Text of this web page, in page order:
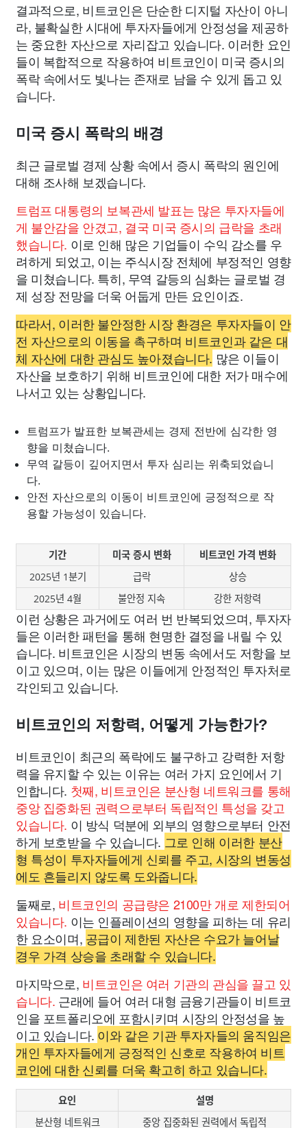
결과적으로, 비트코인은 단순한 디지털 자산이 아니
라, 불확실한 시대에 투자자들에게 안정성을 제공하
는 중요한 자산으로 자리잡고 있습니다. 이러한 요인
들이 복합적으로 작용하여 비트코인이 미국 증시의
폭락 속에서도 빛나는 존재로 남을 수 있게 돕고 있
습니다.
미국 증시 폭락의 배경
최근 글로벌 경제 상황 속에서 증시 폭락의 원인에
대해 조사해 보겠습니다.
트럼프 대통령의 보복관세 발표는 많은 투자자들에
게 불안감을 안겼고, 결국 미국 증시의 급락을 초래
했습니다. 이로 인해 많은 기업들이 수익 감소를 우
려하게 되었고, 이는 주식시장 전체에 부정적인 영향
을 미쳤습니다. 특히, 무역 갈등의 심화는 글로벌 경
제 성장 전망을 더욱 어둡게 만든 요인이죠.
따라서, 이러한 불안정한 시장 환경은 투자자들이 안
전 자산으로의 이동을 촉구하며 비트코인과 같은 대
체 자산에 대한 관심도 높아졌습니다. 많은 이들이
자산을 보호하기 위해 비트코인에 대한 저가 매수에
나서고 있는 상황입니다.
트럼프가 발표한 보복관세는 경제 전반에 심각한 영
향을 미쳤습니다.
무역 갈등이 깊어지면서 투자 심리는 위축되었습니
다.
안전 자산으로의 이동이 비트코인에 긍정적으로 작
용할 가능성이 있습니다.
기간 미국 증시 변화
비트코인 가격 변화
2025년 1분기
급락
상승
2025년 4월
불안정 지속 강한 저항력
이런 상황은 과거에도 여러 번 반복되었으며, 투자자
들은 이러한 패턴을 통해 현명한 결정을 내릴 수 있
습니다. 비트코인은 시장의 변동 속에서도 저항을 보
이고 있으며, 이는 많은 이들에게 안정적인 투자처로
각인되고 있습니다.
비트코인의 저항력, 어떻게 가능한가?
비트코인이 최근의 폭락에도 불구하고 강력한 저항
력을 유지할 수 있는 이유는 여러 가지 요인에서 기
인합니다. 첫째, 비트코인은 분산형 네트워크를 통해
중앙 집중화된 권력으로부터 독립적인 특성을 갖고
있습니다. 이 방식 덕분에 외부의 영향으로부터 안전
하게 보호받을 수 있습니다. 그로 인해 이러한 분산
형 특성이 투자자들에게 신뢰를 주고, 시장의 변동성
에도 흔들리지 않도록 도와줍니다.
둘째로, 비트코인의 공급량은 2100만 개로 제한되어
있습니다. 이는 인플레이션의 영향을 피하는 데 유리
한 요소이며, 공급이 제한된 자산은 수요가 늘어날
경우 가격 상승을 초래할 수 있습니다.
마지막으로, 비트코인은 여러 기관의 관심을 끌고 있
습니다. 근래에 들어 여러 대형 금융기관들이 비트코
인을 포트폴리오에 포함시키며 시장의 안정성을 높
이고 있습니다. 이와 같은 기관 투자자들의 움직임은
개인 투자자들에게 긍정적인 신호로 작용하여 비트
코인에 대한 신뢰를 더욱 확고히 하고 있습니다.
요인
설명
분산형 네트워크
중앙 집중화된 권력에서 독립적